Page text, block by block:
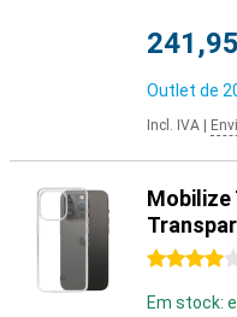
Outlet de
Incl. IVA
Mobilize
4 estrelas
Em stock: